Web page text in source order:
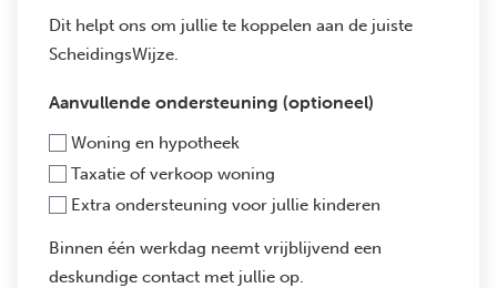
Dit helpt ons om jullie te koppelen aan de juiste
ScheidingsWijze.
Aanvullende ondersteuning (optioneel)
Woning en hypotheek
Taxatie of verkoop woning
Extra ondersteuning voor jullie kinderen
Binnen één werkdag neemt vrijblijvend een
deskundige contact met jullie op.